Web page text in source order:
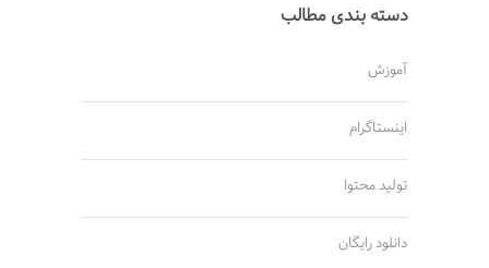
دسته بندی مطالب
آموزش
اینستاگرام
تولید محتوا
دانلود رایگان